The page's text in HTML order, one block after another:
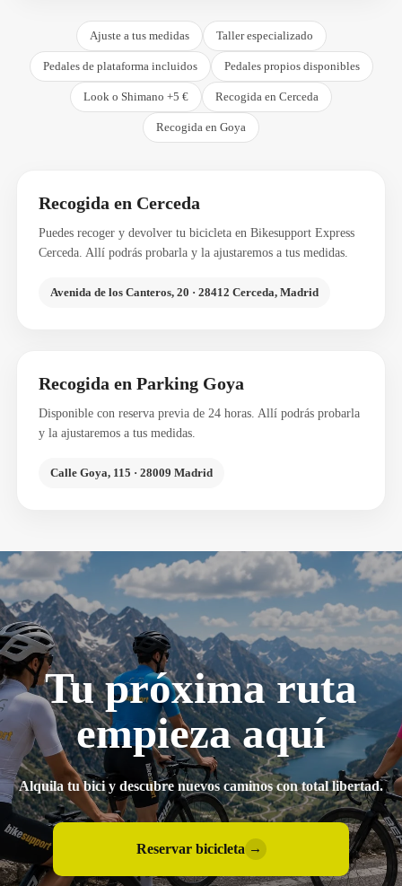
Ajuste a tus medidas Taller especializado
Pedales de plataforma incluidos Pedales propios disponibles
Look o Shimano +5 € Recogida en Cerceda
Recogida en Goya
Recogida en Cerceda
Puedes recoger y devolver tu bicicleta en Bikesupport Express
Cerceda. Allí podrás probarla y la ajustaremos a tus medidas.
Avenida de los Canteros, 20 · 28412 Cerceda, Madrid
Recogida en Parking Goya
Disponible con reserva previa de 24 horas. Allí podrás probarla
y la ajustaremos a tus medidas.
Calle Goya, 115 · 28009 Madrid
Tu próxima ruta
empieza aquí
Alquila tu bici y descubre nuevos caminos con total libertad.
Reservar bicicleta →